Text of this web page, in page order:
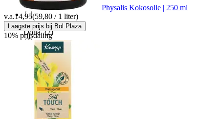
Curam
Dona(2)
Dr. Hauschka
Dreamlove(2)
(2)
Physalis Kokosolie | 250 ml
v.a.14,95(59,80 / 1 liter)
Laagste prijs bij Bol Plaza
10% prijsdaling